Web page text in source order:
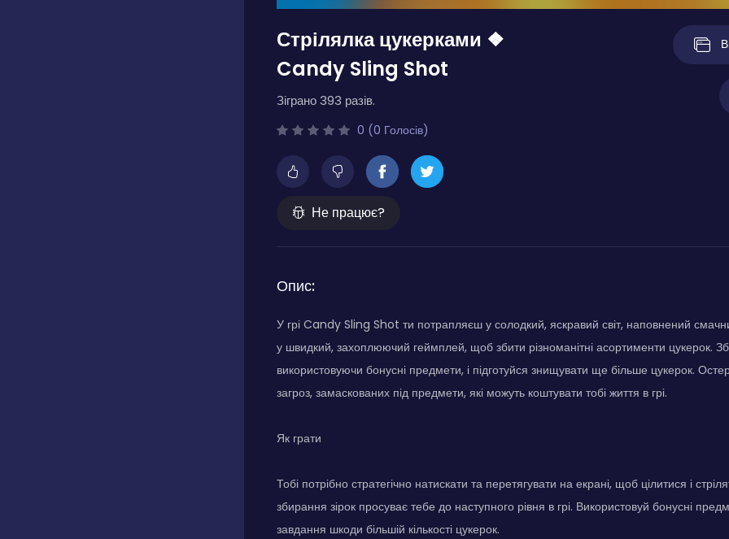
Стрілялка цукерками ❖
Candy Sling Shot
Зіграно 393 разів.
0 (0 Голосів)
Не працює?
Опис:
У грі Candy Sling Shot ти потрапляєш у солодкий, яскравий світ, наповнений
у швидкий, захоплюючий геймплей, щоб збити різноманітні асортименти цукерок.
використовуючи бонусні предмети, і підготуйся знищувати ще більше цукерок.
загроз, замаскованих під предмети, які можуть коштувати тобі життя в грі.
Як грати
Тобі потрібно стратегічно натискати та перетягувати на екрані, щоб цілитися і
збирання зірок просуває тебе до наступного рівня в грі. Використовуй бонусні
завдання шкоди більшій кількості цукерок.